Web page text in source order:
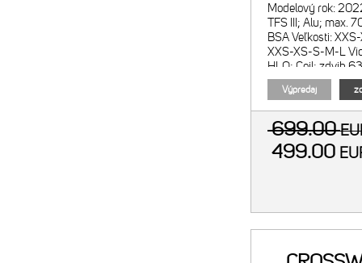
Modelový rok:
TFS III; Alu; max.
BSA Veľkosti:
XXS-XS-S-M-L
HLO; Coil; zdvih
Počet prevodov: 3
Výpredaj
699.00
499.00